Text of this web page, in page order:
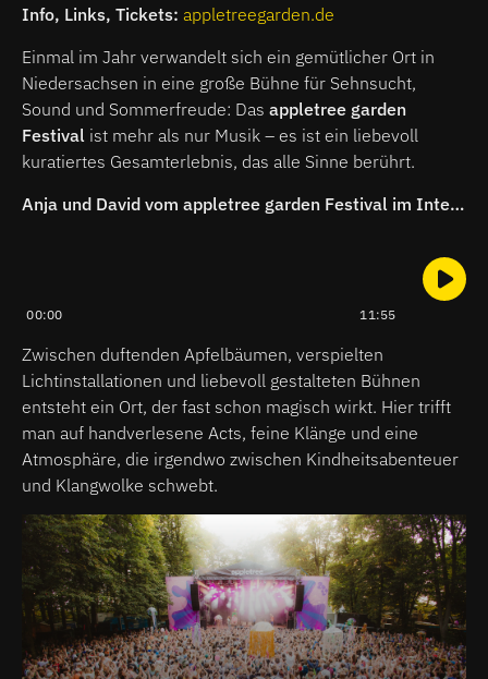
Info, Links, Tickets: appletreegarden.de
Einmal im Jahr verwandelt sich ein gemütlicher Ort in
Niedersachsen in eine große Bühne für Sehnsucht,
Sound und Sommerfreude: Das appletree garden
Festival ist mehr als nur Musik – es ist ein liebevoll
kuratiertes Gesamterlebnis, das alle Sinne berührt.
Anja und David vom appletree garden Festival im Interview
00:00 11:55
Zwischen duftenden Apfelbäumen, verspielten
Lichtinstallationen und liebevoll gestalteten Bühnen
entsteht ein Ort, der fast schon magisch wirkt. Hier trifft
man auf handverlesene Acts, feine Klänge und eine
Atmosphäre, die irgendwo zwischen Kindheitsabenteuer
und Klangwolke schwebt.